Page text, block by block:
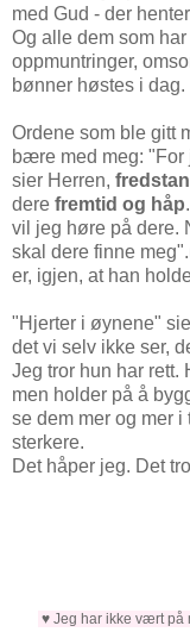
med Gud - der
Og alle dem som
oppmuntringer,
bønner høstes i dag.
Ordene som ble gitt
bære med meg: "For
sier Herren,
dere fremtid og håp
vil jeg høre på dere.
skal dere finne
er, igjen, at han
"Hjerter i øynene"
det vi selv ikke ser,
Jeg tror hun har
men holder på å
se dem mer og mer i
sterkere.
Det håper jeg. Det
♥ Jeg har ikke vært på